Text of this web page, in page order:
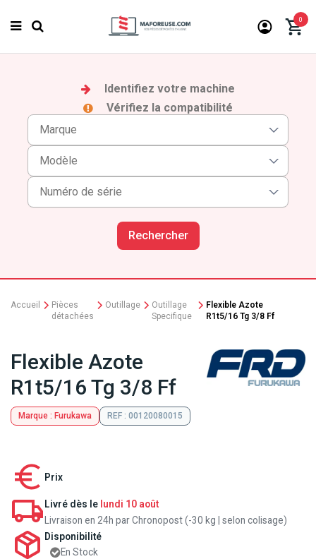
0
Identifiez votre machine
Vérifiez la compatibilité
Rechercher
Accueil
Pièces
détachées
Outillage
Outillage
Specifique
Flexible Azote
R1t5/16 Tg 3/8 Ff
Flexible Azote
R1t5/16 Tg 3/8 Ff
Marque : Furukawa REF : 00120080015
Prix
Livré dès le lundi 10 août
Livraison en 24h par Chronopost (-30 kg | selon colisage)
Disponibilité
En Stock